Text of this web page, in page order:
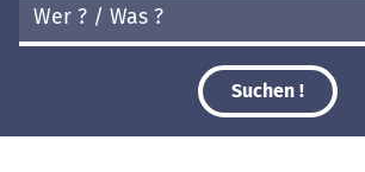
Suchen !